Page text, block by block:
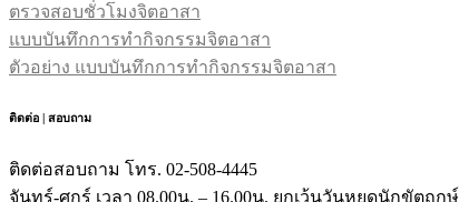
ตรวจสอบชั่วโมงจิตอาสา
แบบบันทึกการทำกิจกรรมจิตอาสา
ตัวอย่าง แบบบันทึกการทำกิจกรรมจิตอาสา
ติดต่อ | สอบถาม
ติดต่อสอบถาม โทร. 02-508-4445
จันทร์-ศุกร์ เวลา 08.00น. – 16.00น. ยกเว้นวันหยุดนักขัตฤกษ์